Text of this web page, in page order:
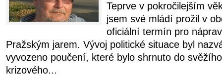
Teprve v pokročilejším
jsem své mládí prožil v
oficiální termín pro
Pražským jarem. Vývoj politické situace byl
vyvozeno poučení, které bylo shrnuto do
krizového...